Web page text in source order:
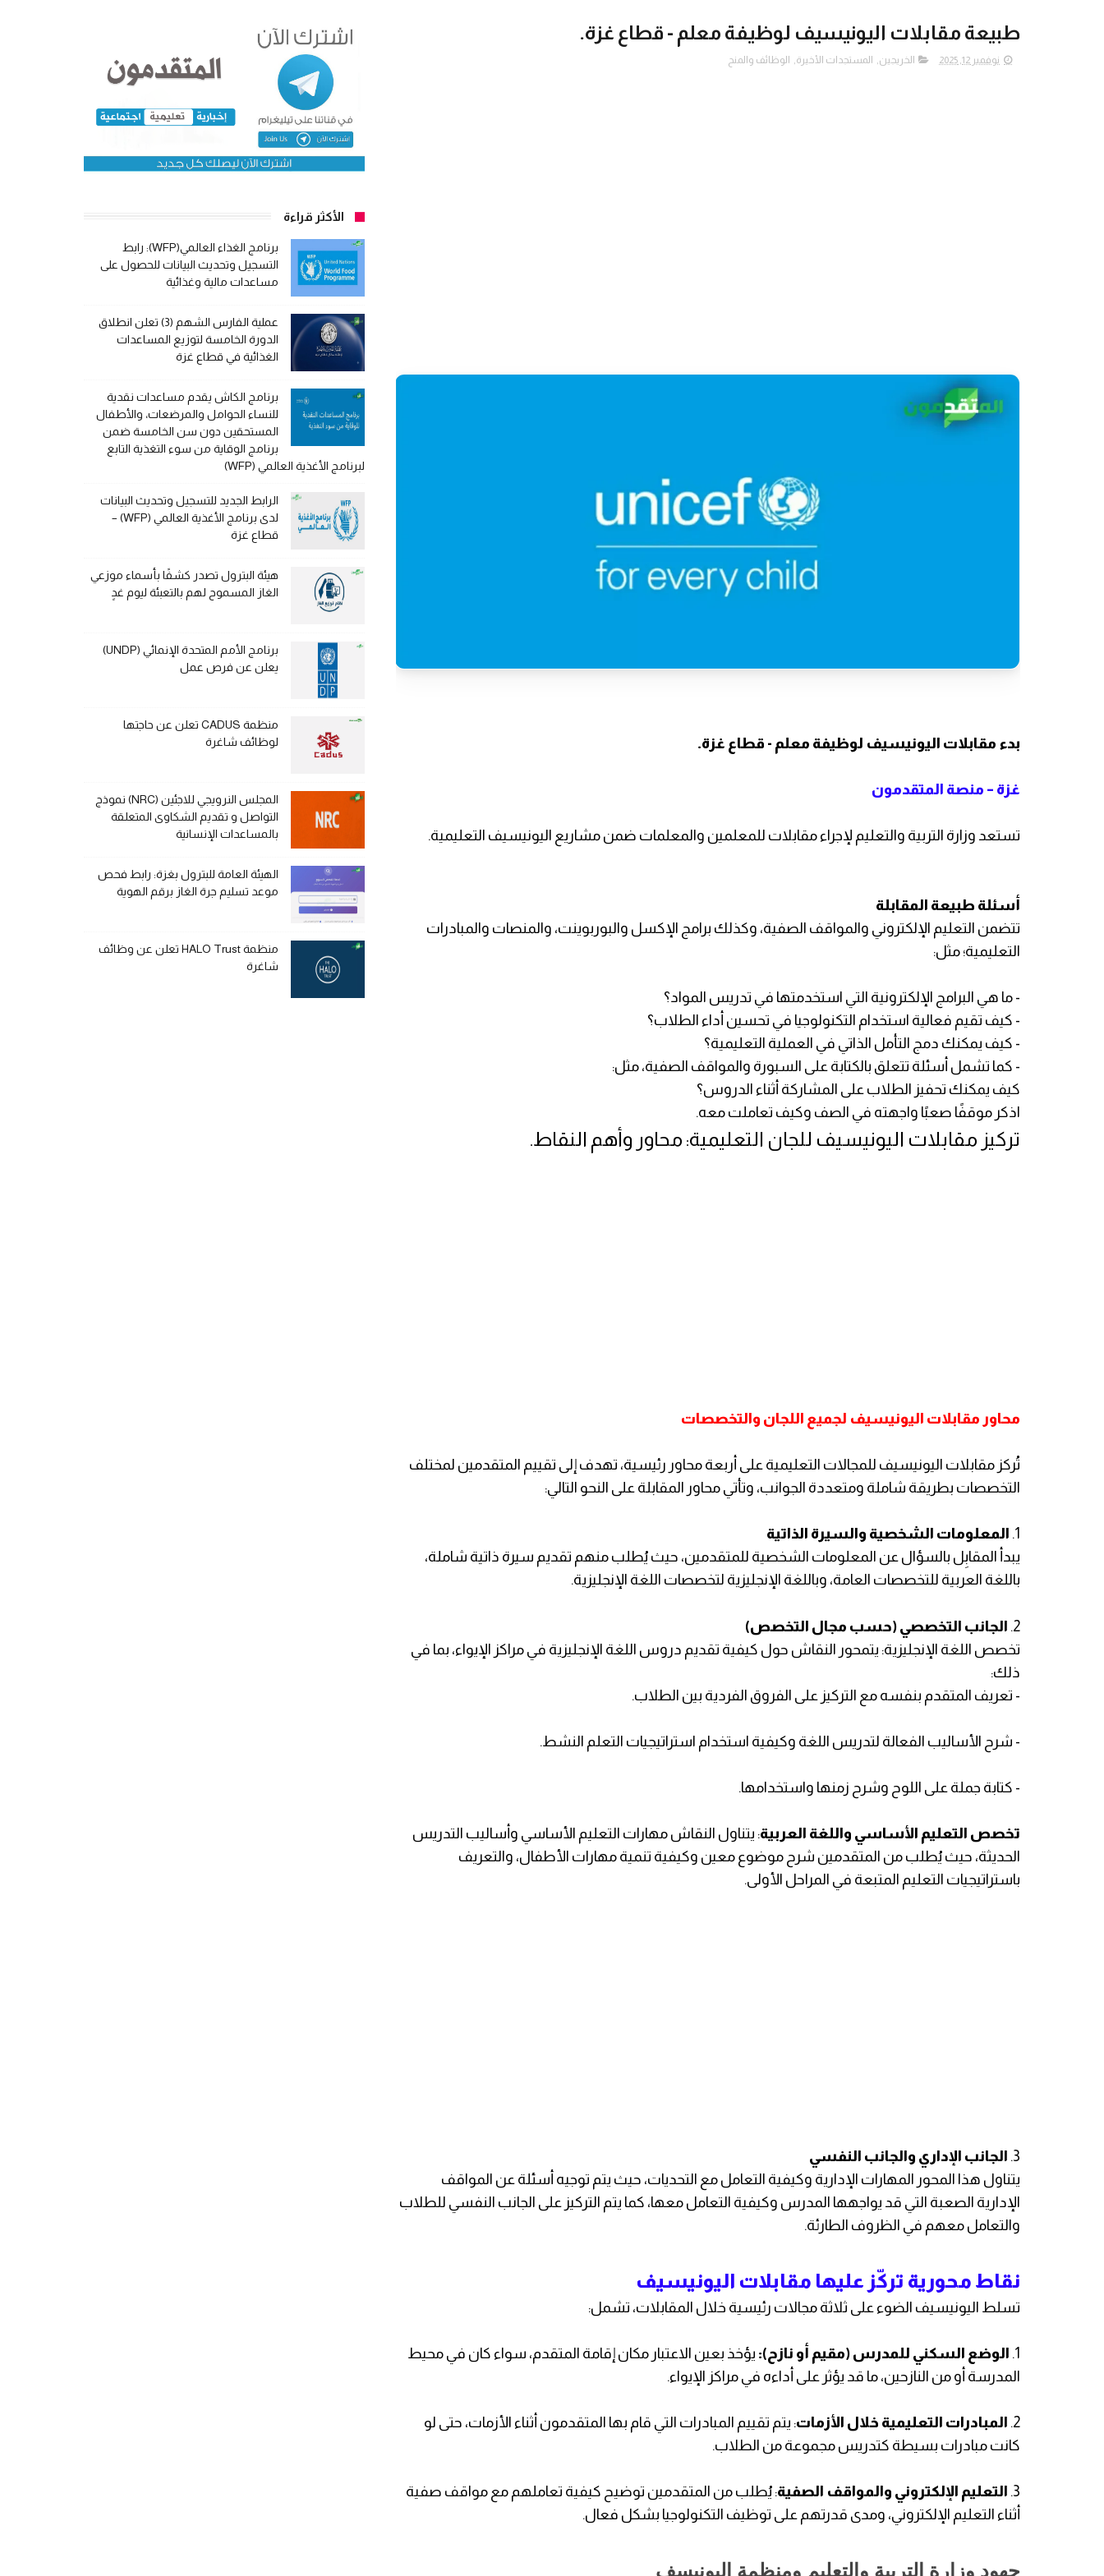
طبيعة مقابلات اليونيسيف لوظيفة معلم - قطاع غزة.
نوفمبر 12, 2025 الخريجين, المستجدات الأخيرة, الوظائف والمنح
بدء مقابلات اليونيسيف لوظيفة معلم - قطاع غزة.
غزة – منصة المتقدمون
تستعد وزارة التربية والتعليم لإجراء مقابلات للمعلمين والمعلمات ضمن مشاريع اليونيسيف التعليمية.
أسئلة طبيعة المقابلة
تتضمن التعليم الإلكتروني والمواقف الصفية، وكذلك برامج الإكسل والبوربوينت، والمنصات والمبادرات
التعليمية؛ مثل:
- ما هي البرامج الإلكترونية التي استخدمتها في تدريس المواد؟
- كيف تقيم فعالية استخدام التكنولوجيا في تحسين أداء الطلاب؟
- كيف يمكنك دمج التأمل الذاتي في العملية التعليمية؟
- كما تشمل أسئلة تتعلق بالكتابة على السبورة والمواقف الصفية، مثل:
كيف يمكنك تحفيز الطلاب على المشاركة أثناء الدروس؟
اذكر موقفًا صعبًا واجهته في الصف وكيف تعاملت معه.
تركيز مقابلات اليونيسيف للجان التعليمية: محاور وأهم النقاط.
محاور مقابلات اليونيسيف لجميع اللجان والتخصصات
تُركز مقابلات اليونيسيف للمجالات التعليمية على أربعة محاور رئيسية، تهدف إلى تقييم المتقدمين لمختلف
التخصصات بطريقة شاملة ومتعددة الجوانب، وتأتي محاور المقابلة على النحو التالي:
1. المعلومات الشخصية والسيرة الذاتية
يبدأ المقابِل بالسؤال عن المعلومات الشخصية للمتقدمين، حيث يُطلب منهم تقديم سيرة ذاتية شاملة،
باللغة العربية للتخصصات العامة، وباللغة الإنجليزية لتخصصات اللغة الإنجليزية.
2. الجانب التخصصي (حسب مجال التخصص)
تخصص اللغة الإنجليزية: يتمحور النقاش حول كيفية تقديم دروس اللغة الإنجليزية في مراكز الإيواء، بما في
ذلك:
- تعريف المتقدم بنفسه مع التركيز على الفروق الفردية بين الطلاب.
- شرح الأساليب الفعالة لتدريس اللغة وكيفية استخدام استراتيجيات التعلم النشط.
- كتابة جملة على اللوح وشرح زمنها واستخدامها.
تخصص التعليم الأساسي واللغة العربية: يتناول النقاش مهارات التعليم الأساسي وأساليب التدريس
الحديثة، حيث يُطلب من المتقدمين شرح موضوع معين وكيفية تنمية مهارات الأطفال، والتعريف
باستراتيجيات التعليم المتبعة في المراحل الأولى.
3. الجانب الإداري والجانب النفسي
يتناول هذا المحور المهارات الإدارية وكيفية التعامل مع التحديات، حيث يتم توجيه أسئلة عن المواقف
الإدارية الصعبة التي قد يواجهها المدرس وكيفية التعامل معها، كما يتم التركيز على الجانب النفسي للطلاب
والتعامل معهم في الظروف الطارئة.
نقاط محورية تركّز عليها مقابلات اليونيسيف
تسلط اليونيسيف الضوء على ثلاثة مجالات رئيسية خلال المقابلات، تشمل:
1. الوضع السكني للمدرس (مقيم أو نازح): يؤخذ بعين الاعتبار مكان إقامة المتقدم، سواء كان في محيط
المدرسة أو من النازحين، ما قد يؤثر على أداءه في مراكز الإيواء.
2. المبادرات التعليمية خلال الأزمات: يتم تقييم المبادرات التي قام بها المتقدمون أثناء الأزمات، حتى لو
كانت مبادرات بسيطة كتدريس مجموعة من الطلاب.
3. التعليم الإلكتروني والمواقف الصفية: يُطلب من المتقدمين توضيح كيفية تعاملهم مع مواقف صفية
أثناء التعليم الإلكتروني، ومدى قدرتهم على توظيف التكنولوجيا بشكل فعال.
جهود وزارة التربية والتعليم ومنظمة اليونيسف
الأكثر قراءة
برنامج الغذاء العالمي(WFP): رابط
التسجيل وتحديث البيانات للحصول على
مساعدات مالية وغذائية
عملية الفارس الشهم (3) تعلن انطلاق
الدورة الخامسة لتوزيع المساعدات
الغذائية في قطاع غزة
برنامج الكاش يقدم مساعدات نقدية
للنساء الحوامل والمرضعات، والأطفال
المستحقين دون سن الخامسة ضمن
برنامج الوقاية من سوء التغذية التابع
لبرنامج الأغذية العالمي (WFP)
الرابط الجديد للتسجيل وتحديث البيانات
لدى برنامج الأغذية العالمي (WFP) –
قطاع غزة
هيئة البترول تصدر كشفًا بأسماء موزعي
الغاز المسموح لهم بالتعبئة ليوم غدٍ
برنامج الأمم المتحدة الإنمائي (UNDP)
يعلن عن فرص عمل
منظمة CADUS تعلن عن حاجتها
لوظائف شاغرة
المجلس النرويجي للاجئين (NRC) نموذج
التواصل و تقديم الشكاوى المتعلقة
بالمساعدات الإنسانية
الهيئة العامة للبترول بغزة: رابط فحص
موعد تسليم جرة الغاز برقم الهوية
منظمة HALO Trust تعلن عن وظائف
شاغرة